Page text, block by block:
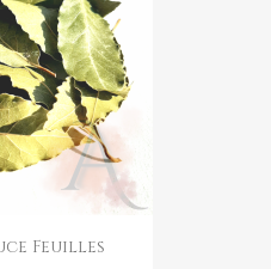
Feuilles